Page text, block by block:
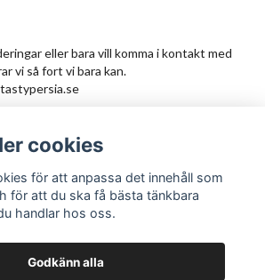
eller bara vill komma i kontakt med
vi så fort vi bara kan.
Prenumerera
cookies
för att anpassa det innehåll som
för att du ska få bästa tänkbara
handlar hos oss.
Godkänn alla